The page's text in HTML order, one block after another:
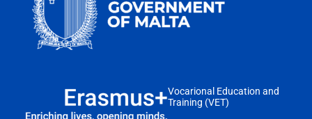
Vocarional Education and
Training (VET)